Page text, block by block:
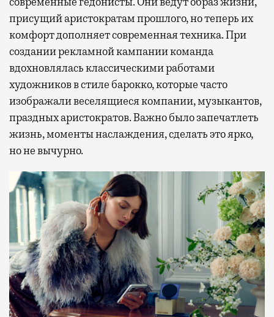
присущий аристократам прошлого, но теперь их
комфорт дополняет современная техника. При
создании рекламной кампании команда
вдохновлялась классическими работами
художников в стиле барокко, которые часто
изображали веселящиеся компании, музыкантов,
праздных аристократов. Важно было запечатлеть
жизнь, моменты наслаждения, сделать это ярко,
но не вычурно.